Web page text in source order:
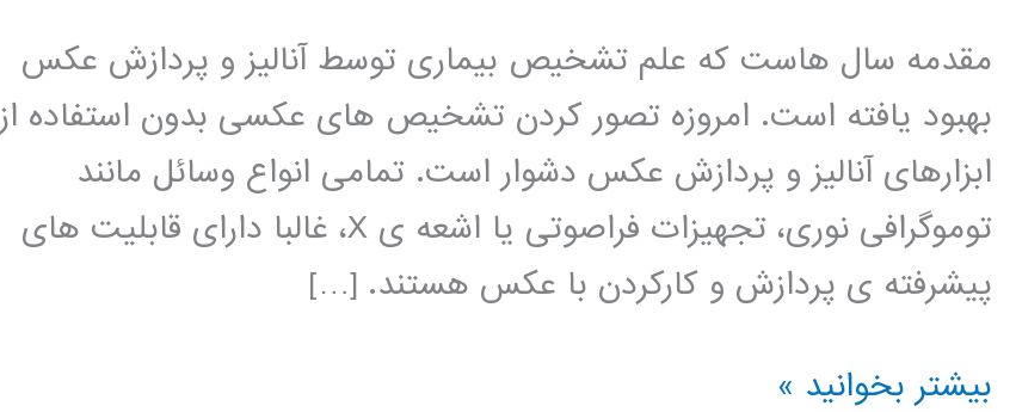
مقدمه سال هاست که علم تشخیص بیماری توسط آنالیز و پردازش عکس
بهبود یافته است. امروزه تصور کردن تشخیص های عکسی بدون استفاده از
ابزارهای آنالیز و پردازش عکس دشوار است. تمامی انواع وسائل مانند
توموگرافی نوری، تجهیزات فراصوتی یا اشعه ی X، غالبا دارای قابلیت های
پیشرفته ی پردازش و کارکردن با عکس هستند. […]
کتاب
بیشتر بخوانید »